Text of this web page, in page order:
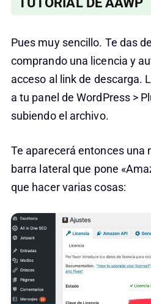
Pues muy sencillo. Te das
comprando una licencia y
acceso al link de descarga.
a tu panel de WordPress >
subiendo el archivo.
Te aparecerá entonces una
barra lateral que pone
que hacer varias cosas: